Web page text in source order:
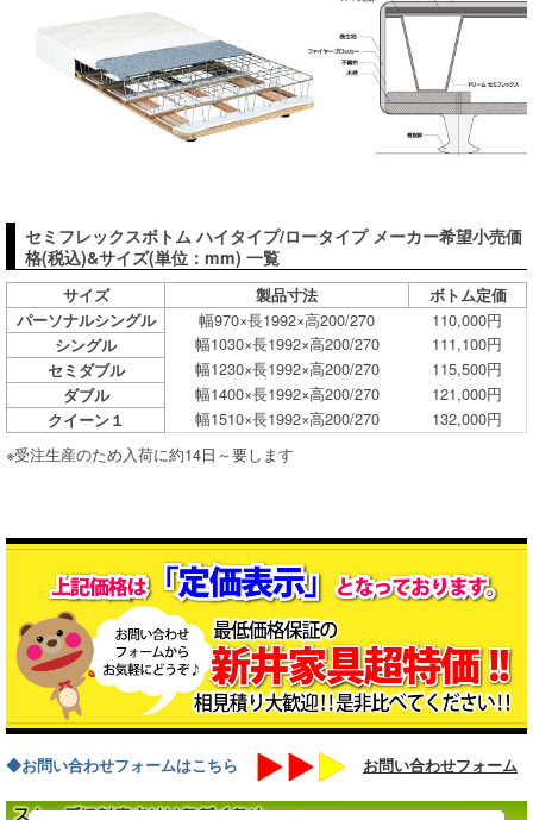
セミフレックスボトム ハイタイプ/ロータイプ メーカー希望小売価
格(税込)&サイズ(単位：mm) 一覧
サイズ 製品寸法
ボトム定価
パーソナルシングル
幅970×長1992×高200/270 110,000円
シングル 幅1030×長1992×高200/270 111,100円
セミダブル 幅1230×長1992×高200/270 115,500円
ダブル 幅1400×長1992×高200/270 121,000円
クイーン１ 幅1510×長1992×高200/270
132,000円
※受注生産のため入荷に約14日～要します
◆お問い合わせフォームはこちら お問い合わせフォーム